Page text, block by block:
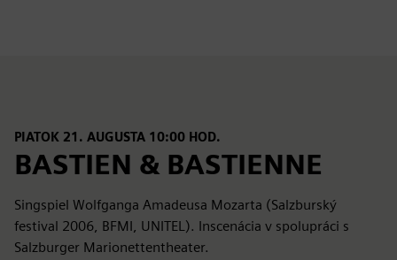
PIATOK 21. AUGUSTA 10:00 HOD.
BASTIEN & BASTIENNE
Singspiel Wolfganga Amadeusa Mozarta (Salzburský
festival 2006, BFMI, UNITEL). Inscenácia v spolupráci s
Salzburger Marionettentheater.